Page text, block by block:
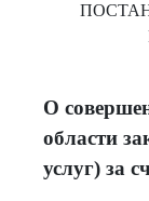
О
области
услуг) за